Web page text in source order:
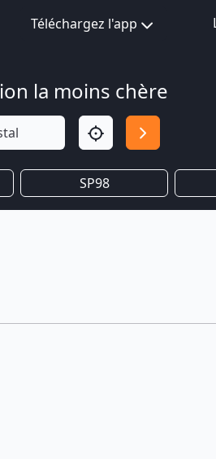
Téléchargez l'app
la moins chère
SP98